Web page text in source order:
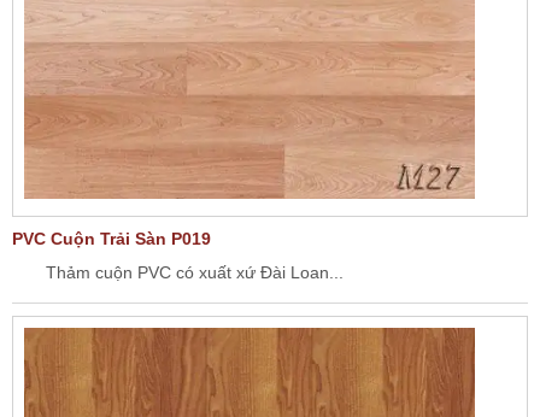
PVC Cuộn Trải Sàn P019
Thảm cuộn PVC có xuất xứ Đài Loan...